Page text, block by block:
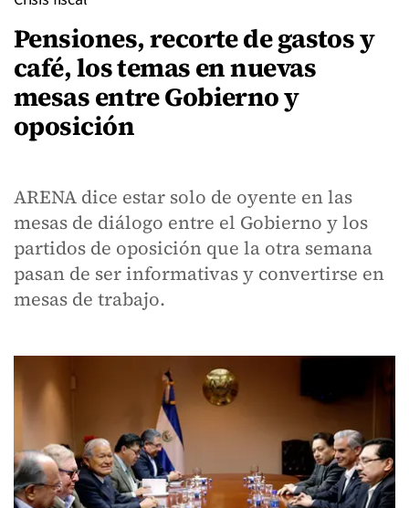
Pensiones, recorte de gastos y
café, los temas en nuevas
mesas entre Gobierno y
oposición
ARENA dice estar solo de oyente en las
mesas de diálogo entre el Gobierno y los
partidos de oposición que la otra semana
pasan de ser informativas y convertirse en
mesas de trabajo.